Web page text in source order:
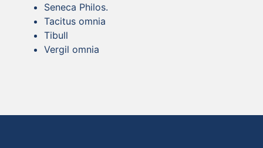
Seneca Philos.
Tacitus omnia
Tibull
Vergil omnia